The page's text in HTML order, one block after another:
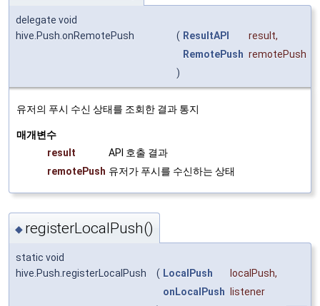
delegate void
hive.Push.onRemotePush
( ResultAPI result,
RemotePush remotePush
)
유저의 푸시 수신 상태를 조회한 결과 통지
매개변수
result
API 호출 결과
remotePush 유저가 푸시를 수신하는 상태
◆ registerLocalPush()
static void
hive.Push.registerLocalPush
( LocalPush localPush,
onLocalPush
listener